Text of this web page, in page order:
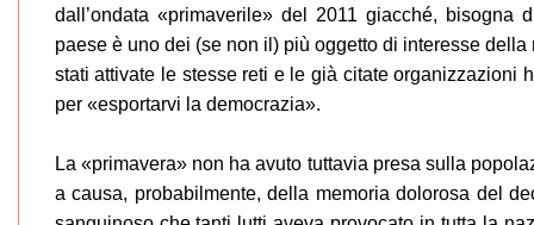
dall’ondata «primaverile» del 2011 giacché, bisogna
paese è uno dei (se non il) più oggetto di interesse della
stati attivate le stesse reti e le già citate organizzazioni
per «esportarvi la democrazia».
La «primavera» non ha avuto tuttavia presa sulla
a causa, probabilmente, della memoria dolorosa del